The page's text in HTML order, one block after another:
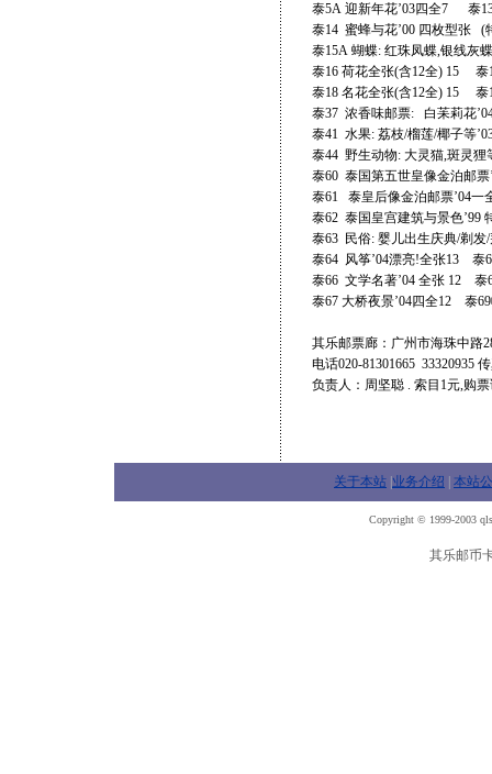
泰5A 迎新年花’03四全7 泰
泰14 蜜蜂与花’00 四枚型
泰15A 蝴蝶: 红珠凤蝶,银线
泰16 荷花全张(含12全) 15 泰
泰18 名花全张(含12全) 15 泰
泰37 浓香味邮票: 白苿莉花
泰41 水果: 荔枝/榴莲/椰子等
泰44 野生动物: 大灵猫,斑
泰60 泰国第五世皇像金泊邮
泰61 泰皇后像金泊邮票’04
泰62 泰国皇宫建筑与景色
泰63 民俗: 婴儿出生庆典/剃
泰64 风筝’04漂亮!全张13 泰
泰66 文学名著’04 全张
泰67 大桥夜景’04四全12 泰
其乐邮票廊：广州市海珠中路
电话020-81301665 33320935
负责人：周坚聪 . 索目1元,购
关于本站 业务介绍 本站
Copyright © 1999-2003
其乐邮币